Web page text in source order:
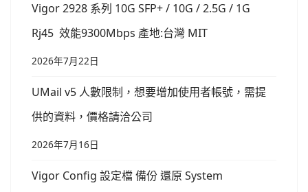
Vigor 2928 系列 10G SFP+ / 10G / 2.5G / 1G
Rj45 效能9300Mbps 產地:台灣 MIT
2026年7月22日
UMail v5 人數限制，想要增加使用者帳號，需提
供的資料，價格請洽公司
2026年7月16日
Vigor Config 設定檔 備份 還原 System